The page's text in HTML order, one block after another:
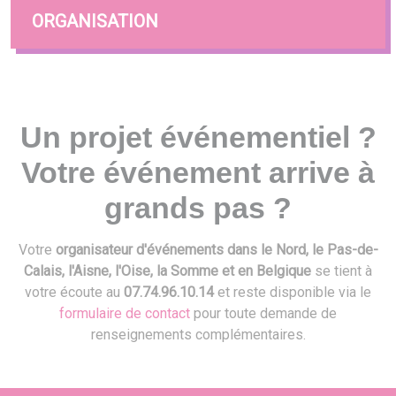
ORGANISATION
Un projet événementiel ?
Votre événement arrive à
grands pas ?
Votre organisateur d'événements dans le Nord, le Pas-de-
Calais, l'Aisne, l'Oise, la Somme et en Belgique se tient à
votre écoute au 07.74.96.10.14et reste disponible via le
formulaire de contact pour toute demande de
renseignements complémentaires.